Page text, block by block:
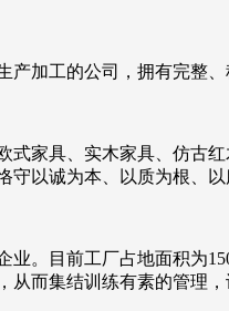
加工的公司，拥有完整
家具、实木家具、仿古
以诚为本、以质为根、
。目前工厂占地面积为
而集结训练有素的管理